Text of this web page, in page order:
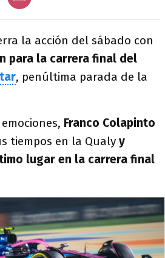
la acción del sábado con
para la carrera final del
, penúltima parada de la
Franco Colapinto
tiempos en la Qualy y
lugar en la carrera final